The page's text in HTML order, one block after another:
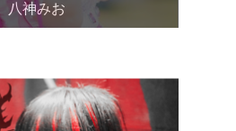
八神みお